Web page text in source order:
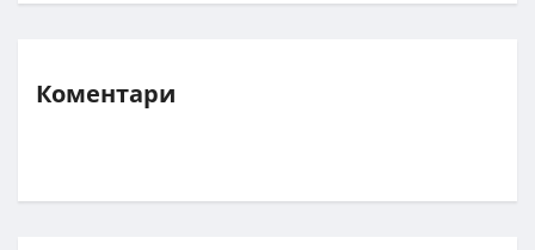
Коментари